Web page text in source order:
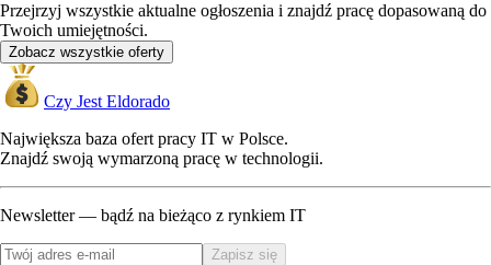
Przejrzyj wszystkie aktualne ogłoszenia i znajdź pracę dopasowaną do
Twoich umiejętności.
Zobacz wszystkie oferty
Czy Jest Eldorado
Największa baza ofert pracy IT w Polsce.
Znajdź swoją wymarzoną pracę w technologii.
Newsletter — bądź na bieżąco z rynkiem IT
Zapisz się